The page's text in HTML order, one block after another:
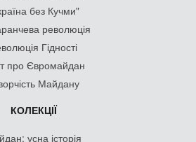
без Кучми"
революція
Гідності
про Євромайдан
Майдану
КОЛЕКЦІЇ
усна історія